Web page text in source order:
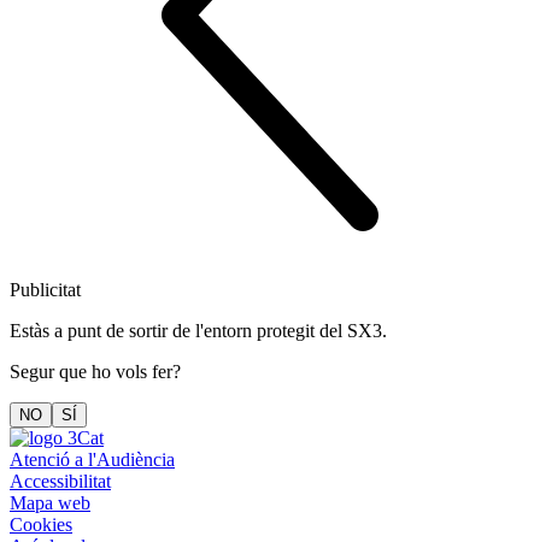
Publicitat
Estàs a punt de sortir de l'entorn protegit del SX3.
Segur que ho vols fer?
NO SÍ
Atenció a l'Audiència
Accessibilitat
Mapa web
Cookies